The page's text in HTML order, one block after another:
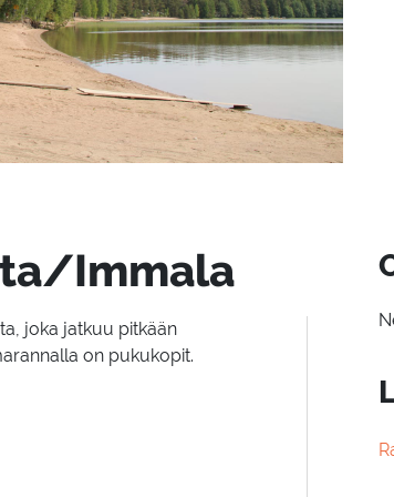
Im­ma­la
joka jatkuu pitkään
on pukukopit.